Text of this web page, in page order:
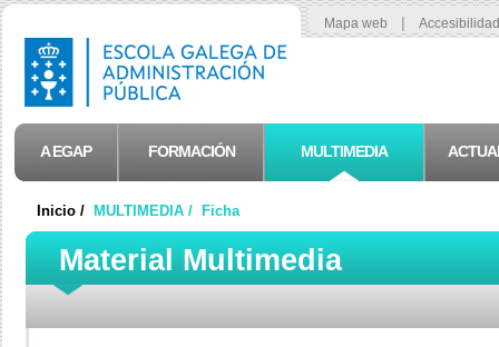
Mapa web |
A EGAP FORMACIÓN MULTIMEDIA
Inicio / MULTIMEDIA / Ficha
Material Multimedia